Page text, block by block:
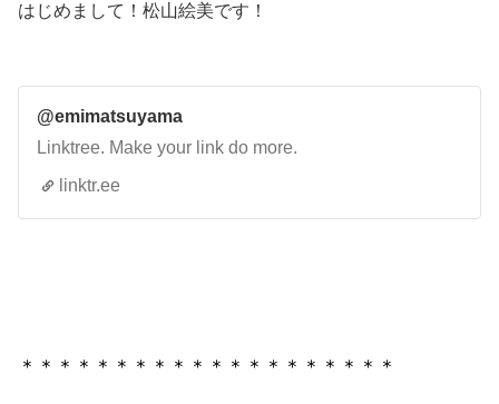
はじめまして！松山絵美です！
@emimatsuyama
Linktree. Make your link do more.
linktr.ee
＊＊＊＊＊＊＊＊＊＊＊＊＊＊＊＊＊＊＊＊